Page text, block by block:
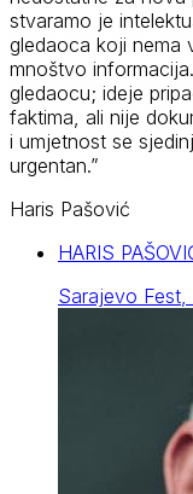
stvaramo je
gledaoca koji nema
mnoštvo
gledaocu; ideje
faktima, ali nije
i umjetnost se
urgentan.”
Haris Pašović
HARIS
Sarajevo